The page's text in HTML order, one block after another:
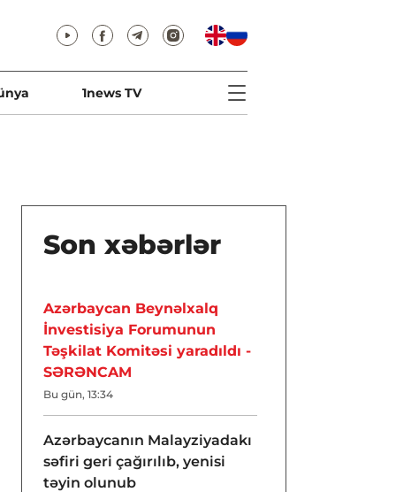
1news TV
Son xəbərlər
Azərbaycan Beynəlxalq
İnvestisiya Forumunun
Təşkilat Komitəsi yaradıldı -
SƏRƏNCAM
Bu gün, 13:34
Azərbaycanın Malayziyadakı
səfiri geri çağırılıb, yenisi
təyin olunub